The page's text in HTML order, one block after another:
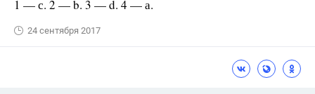
1 — с. 2 — b. 3 — d. 4 — а.
24 сентября 2017